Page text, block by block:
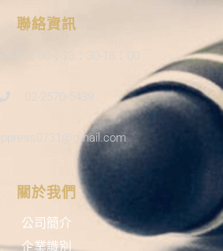
聯絡資訊
30-12：00；13：30-18：00
02-2570-5439
關於我們
公司簡介
企業識別